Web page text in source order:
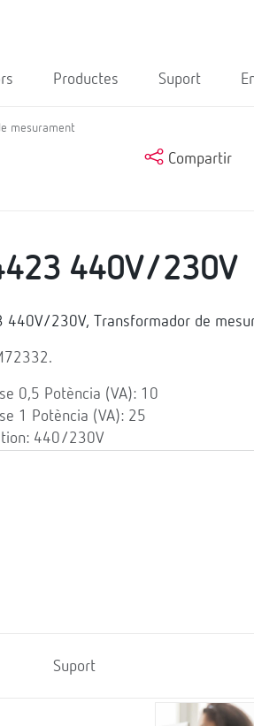
Productes Suport
mesurament
Compartir
440V/230V
440V/230V, Transformador de
0,5 Potència (VA): 10
1 Potència (VA): 25
440/230V
Suport